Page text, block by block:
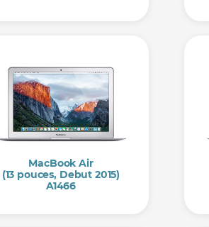
MacBook Air
(13 pouces, Debut 2015)
A1466